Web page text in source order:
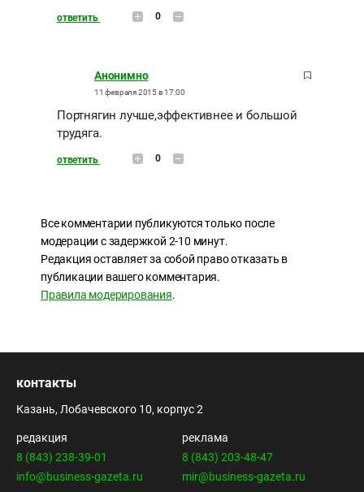
ответить 0
Анонимно
11 февраля 2015 в 17:00
Портнягин лучше,эффективнее и большой
трудяга.
ответить 0
Все комментарии публикуются только после
модерации с задержкой 2-10 минут.
Редакция оставляет за собой право отказать в
публикации вашего комментария.
Правила модерирования.
контакты
Казань, Лобачевского 10, корпус 2
редакция
8 (843) 238-39-01
info@business-gazeta.ru
реклама
8 (843) 203-48-47
mir@business-gazeta.ru